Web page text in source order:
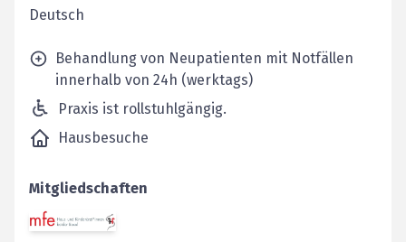
Deutsch
Behandlung von Neupatienten mit Notfällen
innerhalb von 24h (werktags)
Praxis ist rollstuhlgängig.
Hausbesuche
Mitgliedschaften